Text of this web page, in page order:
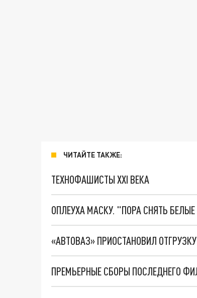
ЧИТАЙТЕ ТАКЖЕ:
ТЕХНОФАШИСТЫ XXI ВЕКА
ОПЛЕУХА МАСКУ. "ПОРА СНЯТЬ
«АВТОВАЗ» ПРИОСТАНОВИЛ